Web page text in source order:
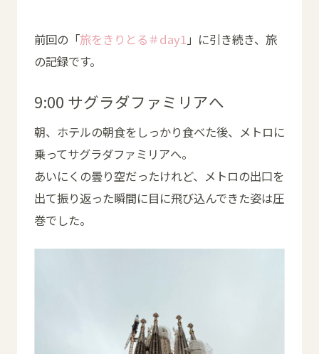
前回の「旅をきりとる＃day1」に引き続き、旅
の記録です。
9:00 サグラダファミリアへ
朝、ホテルの朝食をしっかり食べた後、メトロに
乗ってサグラダファミリアへ。
あいにくの曇り空だったけれど、メトロの出口を
出て振り返った瞬間に目に飛び込んできた姿は圧
巻でした。